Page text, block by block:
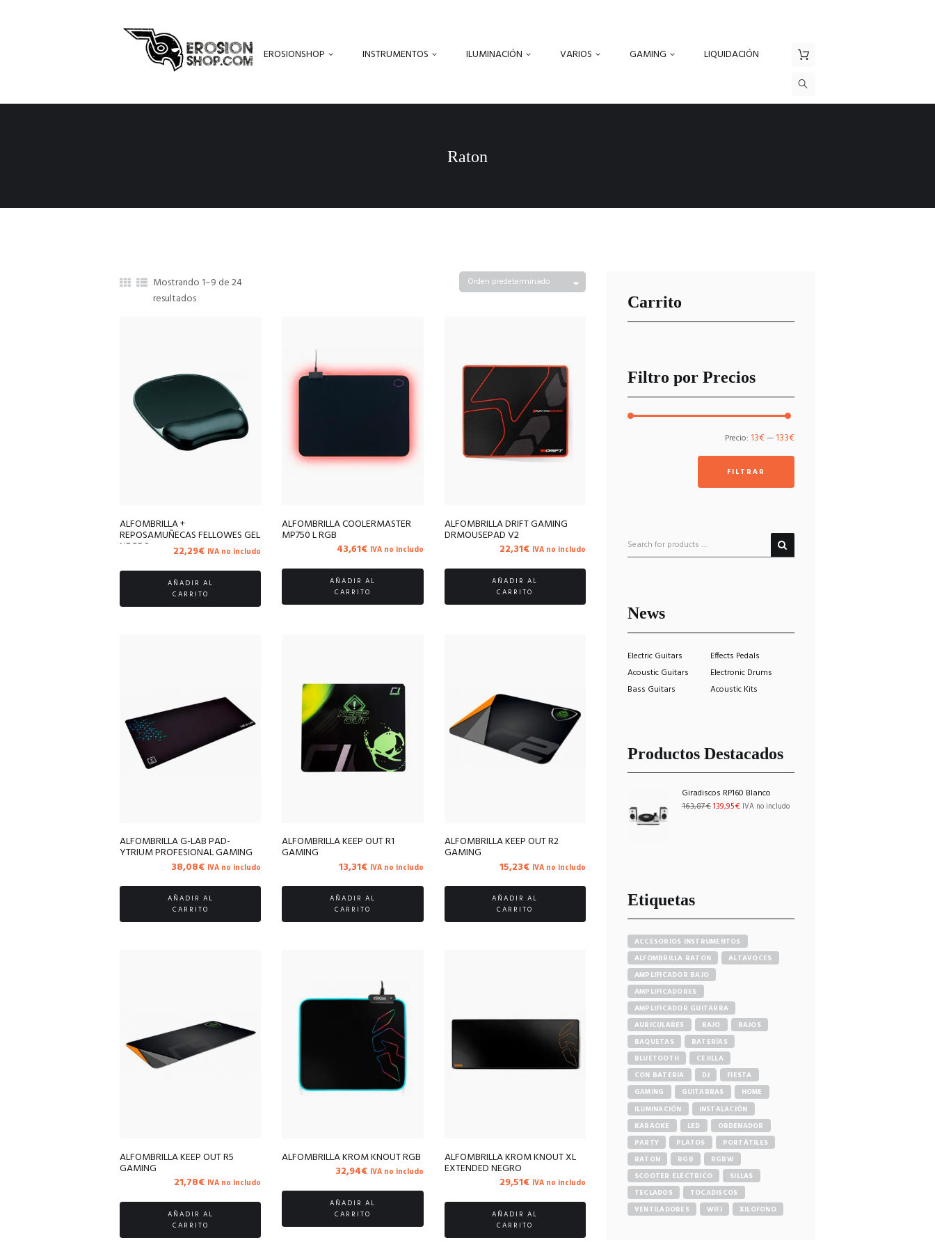
EROSIONSHOP INSTRUMENTOS ILUMINACIÓN VARIOS GAMING LIQUIDACIÓN
Raton
Mostrando 1–9 de 24
resultados
ALFOMBRILLA +
REPOSAMUÑECAS FELLOWES GEL
NEGRO 22,29€ IVA no includo
AÑADIR AL
CARRITO
ALFOMBRILLA COOLERMASTER
MP750 L RGB
43,61€ IVA no includo
AÑADIR AL
CARRITO
ALFOMBRILLA DRIFT GAMING
DRMOUSEPAD V2
22,31€ IVA no includo
AÑADIR AL
CARRITO
ALFOMBRILLA G-LAB PAD-
YTRIUM PROFESIONAL GAMING
38,08€ IVA no includo
AÑADIR AL
CARRITO
ALFOMBRILLA KEEP OUT R1
GAMING
13,31€ IVA no includo
AÑADIR AL
CARRITO
ALFOMBRILLA KEEP OUT R2
GAMING
15,23€ IVA no includo
AÑADIR AL
CARRITO
ALFOMBRILLA KEEP OUT R5
GAMING
21,78€ IVA no includo
AÑADIR AL
CARRITO
ALFOMBRILLA KROM KNOUT RGB
32,94€ IVA no includo
AÑADIR AL
CARRITO
ALFOMBRILLA KROM KNOUT XL
EXTENDED NEGRO
29,51€ IVA no includo
AÑADIR AL
CARRITO
Carrito
Filtro por Precios
Precio
mínimo
Precio
máximo
FILTRAR
Precio: 13€—133€
News
Electric Guitars
Effects Pedals
Acoustic Guitars
Electronic Drums
Bass Guitars
Acoustic Kits
Productos Destacados
Giradiscos RP160 Blanco
163,87€El
139,95€ElIVA no includo
Etiquetas
ACCESORIOS INSTRUMENTOS
ALFOMBRILLA RATON
ALTAVOCES
AMPLIFICADOR BAJO
AMPLIFICADORES
AMPLIFICADOR GUITARRA
AURICULARES
BAJO
BAJOS
BAQUETAS
BATERÍAS
BLUETOOTH
CEJILLA
CON BATERÍA
DJ
FIESTA
GAMING
GUITARRAS
HOME
ILUMINACIÓN
INSTALACIÓN
KARAOKE
LED
ORDENADOR
PARTY
PLATOS
PORTÁTILES
RATON
RGB
RGBW
SCOOTER ELÉCTRICO
SILLAS
TECLADOS
TOCADISCOS
VENTILADORES
WIFI XILOFONO